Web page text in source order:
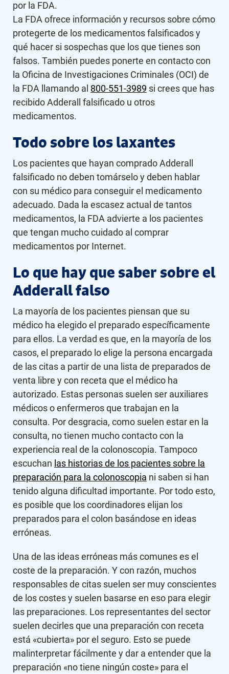
por la FDA.
La FDA ofrece información y recursos sobre cómo
protegerte de los medicamentos falsificados y
qué hacer si sospechas que los que tienes son
falsos. También puedes ponerte en contacto con
la Oficina de Investigaciones Criminales (OCI) de
la FDA llamando al 800-551-3989 si crees que has
recibido Adderall falsificado u otros
medicamentos.
Todo sobre los laxantes
Los pacientes que hayan comprado Adderall
falsificado no deben tomárselo y deben hablar
con su médico para conseguir el medicamento
adecuado. Dada la escasez actual de tantos
medicamentos, la FDA advierte a los pacientes
que tengan mucho cuidado al comprar
medicamentos por Internet.
Lo que hay que saber sobre el
Adderall falso
La mayoría de los pacientes piensan que su
médico ha elegido el preparado específicamente
para ellos. La verdad es que, en la mayoría de los
casos, el preparado lo elige la persona encargada
de las citas a partir de una lista de preparados de
venta libre y con receta que el médico ha
autorizado. Estas personas suelen ser auxiliares
médicos o enfermeros que trabajan en la
consulta. Por desgracia, como suelen estar en la
consulta, no tienen mucho contacto con la
experiencia real de la colonoscopia. Tampoco
escuchan las historias de los pacientes sobre la
preparación para la colonoscopia ni saben si han
tenido alguna dificultad importante. Por todo esto,
es posible que los coordinadores elijan los
preparados para el colon basándose en ideas
erróneas.
Una de las ideas erróneas más comunes es el
coste de la preparación. Y con razón, muchos
responsables de citas suelen ser muy conscientes
de los costes y suelen basarse en eso para elegir
las preparaciones. Los representantes del sector
suelen decirles que una preparación con receta
está «cubierta» por el seguro. Esto se puede
malinterpretar fácilmente y dar a entender que la
preparación «no tiene ningún coste» para el